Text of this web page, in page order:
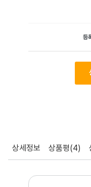
등
상세정보 상품평(4)